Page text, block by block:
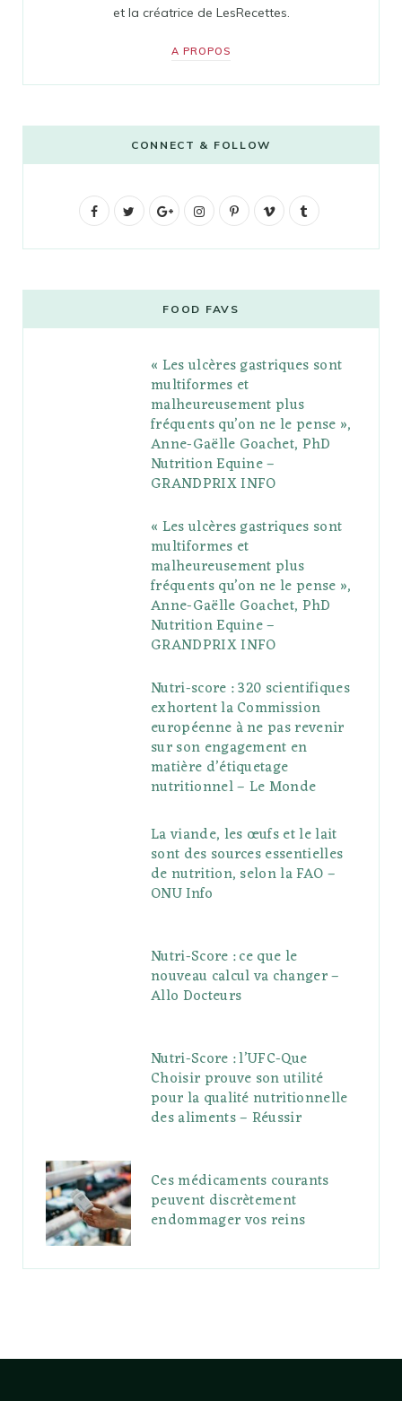
et la créatrice de LesRecettes.
A PROPOS
CONNECT & FOLLOW
F
b
t
G
g
l
e
P
l
s
I
t
a
g
r
a
m
P
e
r
e
s
V
o
l
r
FOOD FAVS
« Les ulcères gastriques sont
multiformes et
malheureusement plus
fréquents qu’on ne le pense »,
Anne-Gaëlle Goachet, PhD
Nutrition Equine –
GRANDPRIX INFO
« Les ulcères gastriques sont
multiformes et
malheureusement plus
fréquents qu’on ne le pense »,
Anne-Gaëlle Goachet, PhD
Nutrition Equine –
GRANDPRIX INFO
Nutri-score : 320 scientifiques
exhortent la Commission
européenne à ne pas revenir
sur son engagement en
matière d’étiquetage
nutritionnel – Le Monde
La viande, les œufs et le lait
sont des sources essentielles
de nutrition, selon la FAO –
ONU Info
Nutri-Score : ce que le
nouveau calcul va changer –
Allo Docteurs
Nutri-Score : l’UFC-Que
Choisir prouve son utilité
pour la qualité nutritionnelle
des aliments – Réussir
Ces médicaments courants
peuvent discrètement
endommager vos reins